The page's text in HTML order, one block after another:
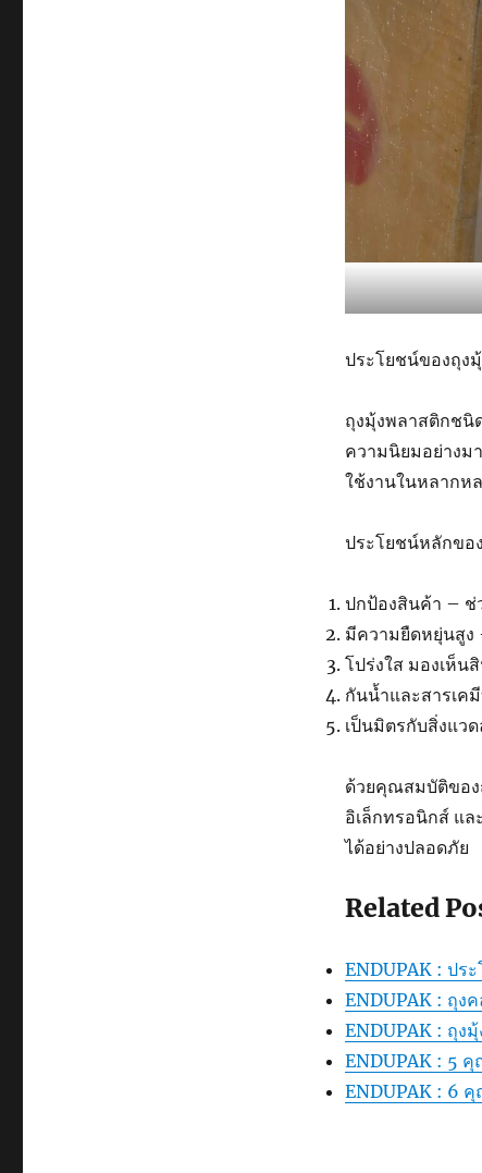
ประโยชน์ของถุง
ถุงมุ้งพลาสติกช
ความนิยมอย่างม
ใช้งานในหลากห
ประโยชน์หลักขอ
ปกป้องสินค้า – ช่
มีความยืดหยุ่นสูง
โปร่งใส มองเห็น
กันน้ำและสารเค
เป็นมิตรกับสิ่งแว
ด้วยคุณสมบัติของ
อิเล็กทรอนิกส์ แ
ได้อย่างปลอดภัย
Related
ENDUPAK : ปร
ENDUPAK : ถุง
ENDUPAK : ถุง
ENDUPAK : 5
ENDUPAK : 6